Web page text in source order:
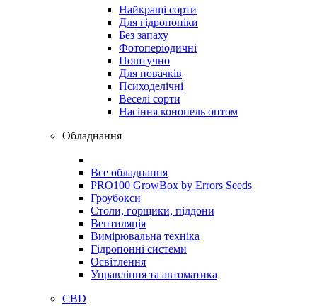
Найкращі сорти
Для гідропоніки
Без запаху
Фотоперіодичні
Поштучно
Для новачків
Психоделічні
Веселі сорти
Насіння конопель оптом
Обладнання
Все обладнання
PRO100 GrowBox by Errors Seeds
Гроубокси
Столи, горщики, піддони
Вентиляція
Вимірювальна техніка
Гідропонні системи
Освітлення
Управління та автоматика
CBD